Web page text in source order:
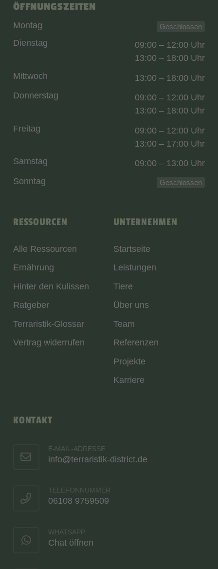
RESSOURCEN
Alle Ressourcen
Ernährung
Hinter den Kulissen
Ratgeber
Terraristik-Glossar
Vertrag widerrufen
UNTERNEHMEN
Startseite
Leistungen
Tiere
Über uns
Team
Referenzen
Projekte
Karriere
KONTAKT
E-MAIL-ADRESSE
info@terraristik-district.de
TELEFONNUMMER
06108 9759509
WHATSAPP
Chat öffnen
ÖFFNUNGSZEITEN
Montag Geschlossen
Dienstag
09:00 – 12:00 Uhr
13:00 – 18:00 Uhr
Mittwoch
13:00 – 18:00 Uhr
Donnerstag
09:00 – 12:00 Uhr
13:00 – 18:00 Uhr
Freitag
09:00 – 12:00 Uhr
13:00 – 17:00 Uhr
Samstag
09:00 – 13:00 Uhr
Sonntag
Geschlossen